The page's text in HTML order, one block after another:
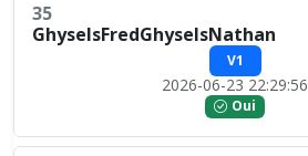
35
GhyselsFredGhyselsNathan
V1
2026-06-23 22:29:56
Oui